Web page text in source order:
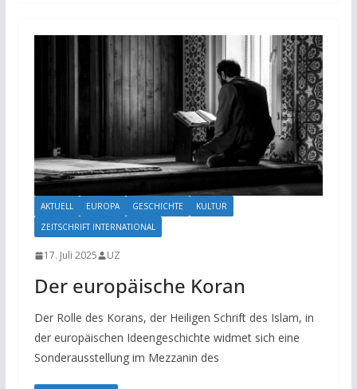
AKTUELL EUROPA GESCHICHTE
KULTUR
ZEITSCHRIFT INTERNATIONAL
17. Juli 2025 UZ
Der europäische Koran
Der Rolle des Korans, der Heiligen Schrift des Islam, in
der europäischen Ideengeschichte widmet sich eine
Sonderausstellung im Mezzanin des